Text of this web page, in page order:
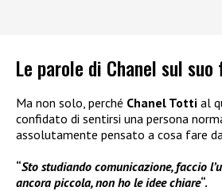
Le parole di Chanel sul
Ma non solo, perché Chanel Totti al
confidato di sentirsi una persona
assolutamente pensato a cosa fare
“Sto studiando comunicazione, faccio
ancora piccola, non ho le idee chiare“.